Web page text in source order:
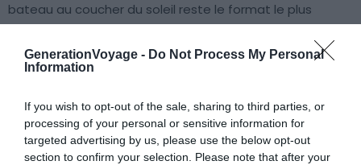
GenerationVoyage - Do Not Process My Personal
Information
If you wish to opt-out of the sale, sharing to third parties, or
processing of your personal or sensitive information for
targeted advertising by us, please use the below opt-out
section to confirm your selection. Please note that after your
bateau au coucher du soleil reste le format le plus
demandé pour les EVJF. Pour un EVG à Montpellier avec
sortie en mer, c’est clairement l’activité à caler le samedi
après-midi.
Ces activités sont saisonnières : misez sur la période
d’avril à octobre. Certains prestataires proposent des
combinés demi-journée avec sortie en mer, activité